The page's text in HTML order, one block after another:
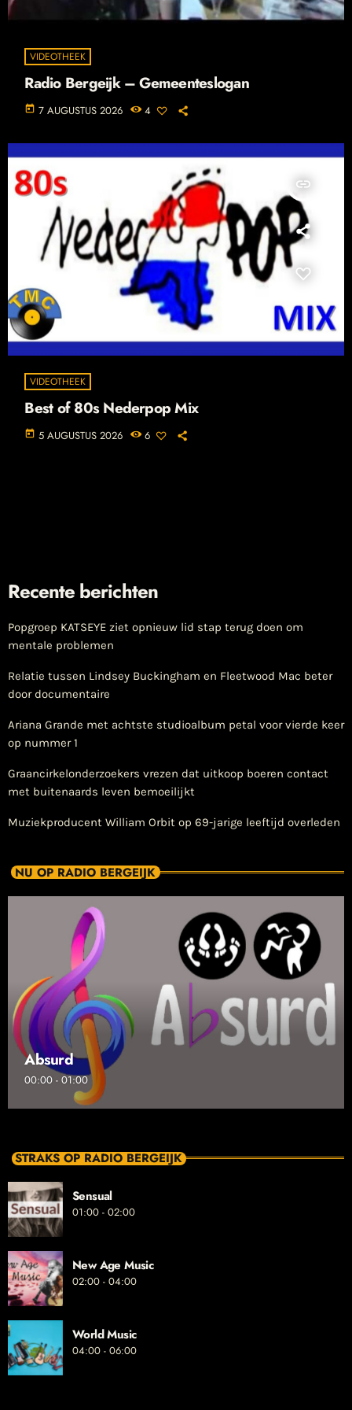
VIDEOTHEEK
Radio Bergeijk – Gemeenteslogan
today 7 AUGUSTUS 2026 4
insert_link
VIDEOTHEEK
Best of 80s Nederpop Mix
today 5 AUGUSTUS 2026 6
Recente berichten
Popgroep KATSEYE ziet opnieuw lid stap terug doen om
mentale problemen
Relatie tussen Lindsey Buckingham en Fleetwood Mac beter
door documentaire
Ariana Grande met achtste studioalbum petal voor vierde keer
op nummer 1
Graancirkelonderzoekers vrezen dat uitkoop boeren contact
met buitenaards leven bemoeilijkt
Muziekproducent William Orbit op 69-jarige leeftijd overleden
NU OP RADIO BERGEIJK
Absurd
00:00 - 01:00
STRAKS OP RADIO BERGEIJK
Sensual
01:00 - 02:00
New Age Music
02:00 - 04:00
World Music
04:00 - 06:00